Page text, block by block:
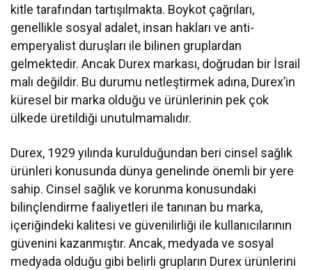
kitle tarafından tartışılmakta. Boykot çağrıları,
genellikle sosyal adalet, insan hakları ve anti-
emperyalist duruşları ile bilinen gruplardan
gelmektedir. Ancak Durex markası, doğrudan bir İsrail
malı değildir. Bu durumu netleştirmek adına, Durex’in
küresel bir marka olduğu ve ürünlerinin pek çok
ülkede üretildiği unutulmamalıdır.
Durex, 1929 yılında kurulduğundan beri cinsel sağlık
ürünleri konusunda dünya genelinde önemli bir yere
sahip. Cinsel sağlık ve korunma konusundaki
bilinçlendirme faaliyetleri ile tanınan bu marka,
içeriğindeki kalitesi ve güvenilirliği ile kullanıcılarının
güvenini kazanmıştır. Ancak, medyada ve sosyal
medyada olduğu gibi belirli grupların Durex ürünlerini